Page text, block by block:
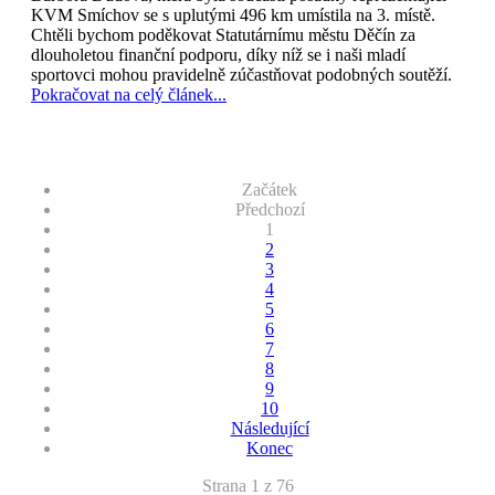
KVM Smíchov se s uplutými 496 km umístila na 3. místě.
Chtěli bychom poděkovat Statutárnímu městu Děčín za
dlouholetou finanční podporu, díky níž se i naši mladí
sportovci mohou pravidelně zúčastňovat podobných soutěží.
Pokračovat na celý článek...
Začátek
Předchozí
1
2
3
4
5
6
7
8
9
10
Následující
Konec
Strana 1 z 76